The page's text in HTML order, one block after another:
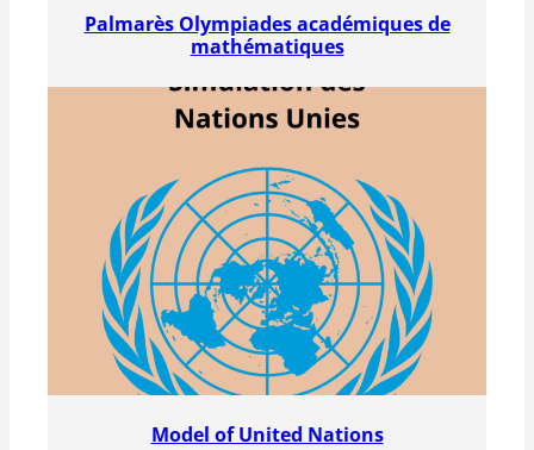
Palmarès Olympiades académiques de
mathématiques
Model of United Nations